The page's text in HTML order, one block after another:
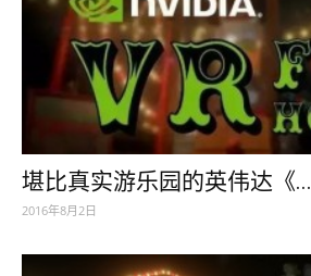
堪比真实游乐园的英伟达《...
2016年8月2日